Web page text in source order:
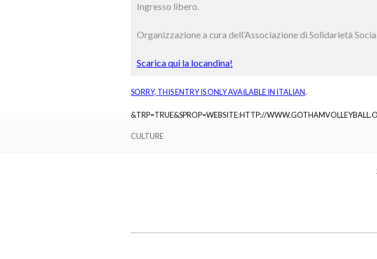
Ingresso libero.
Organizzazione a cura dell’Associazione di Solidarietà
Scarica qui la locandina!
SORRY, THIS ENTRY IS ONLY AVAILABLE IN ITALIAN.
&TRP=TRUE&SPROP=WEBSITE:HTTP://
CULTURE